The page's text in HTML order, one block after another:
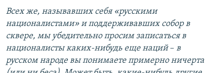
Всех же, называвших себя «русскими
националистами» и поддерживавших собор в
сквере, мы убедительно просим записаться в
националисты каких-нибудь еще наций–​ в
русском народе вы понимаете примерно ничерта